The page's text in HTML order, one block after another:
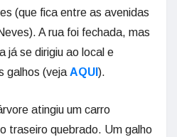
(que fica entre as avenidas
A rua foi fechada, mas
já se dirigiu ao local e
galhos (veja AQUI ).
atingiu um carro
traseiro quebrado. Um galho